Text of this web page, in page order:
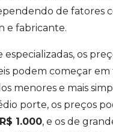
de fatores
e fabricante.
especializadas, os
podem começar
menores e mais
porte, os preços
R$ 1.000, e os de